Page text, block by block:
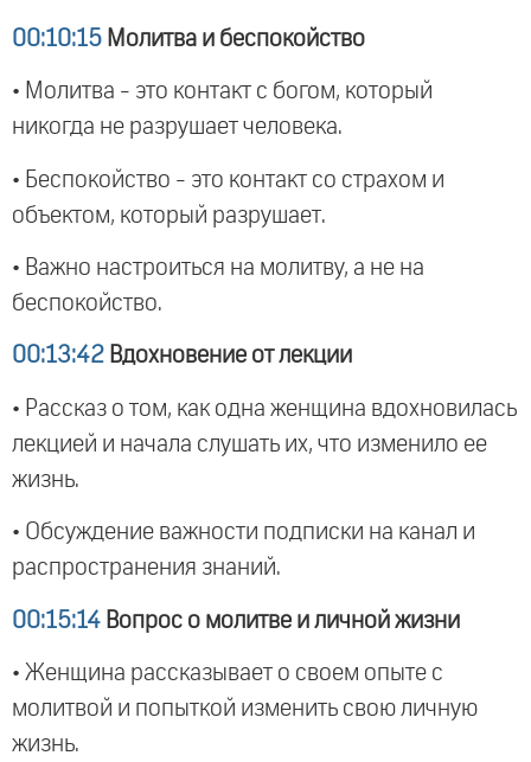
00:10:15 Молитва и беспокойство
• Молитва - это контакт с богом, который
никогда не разрушает человека.
• Беспокойство - это контакт со страхом и
объектом, который разрушает.
• Важно настроиться на молитву, а не на
беспокойство.
00:13:42 Вдохновение от лекции
• Рассказ о том, как одна женщина вдохновилась
лекцией и начала слушать их, что изменило ее
жизнь.
• Обсуждение важности подписки на канал и
распространения знаний.
00:15:14 Вопрос о молитве и личной жизни
• Женщина рассказывает о своем опыте с
молитвой и попыткой изменить свою личную
жизнь.